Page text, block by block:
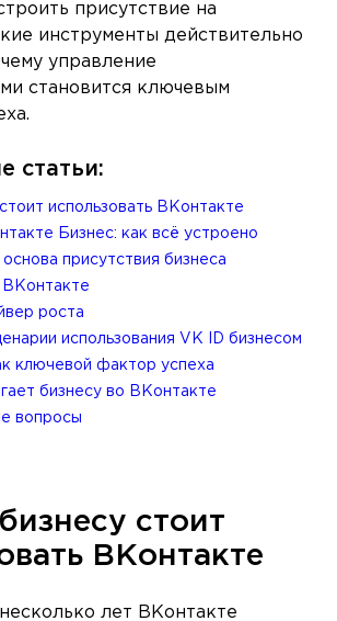
присутствие на
инструменты действительно
управление
становится ключевым
статьи:
использовать ВКонтакте
Бизнес: как всё устроено
присутствия бизнеса
ВКонтакте
роста
использования VK ID бизнесом
ключевой фактор успеха
бизнесу во ВКонтакте
вопросы
стоит
ВКонтакте
лет ВКонтакте